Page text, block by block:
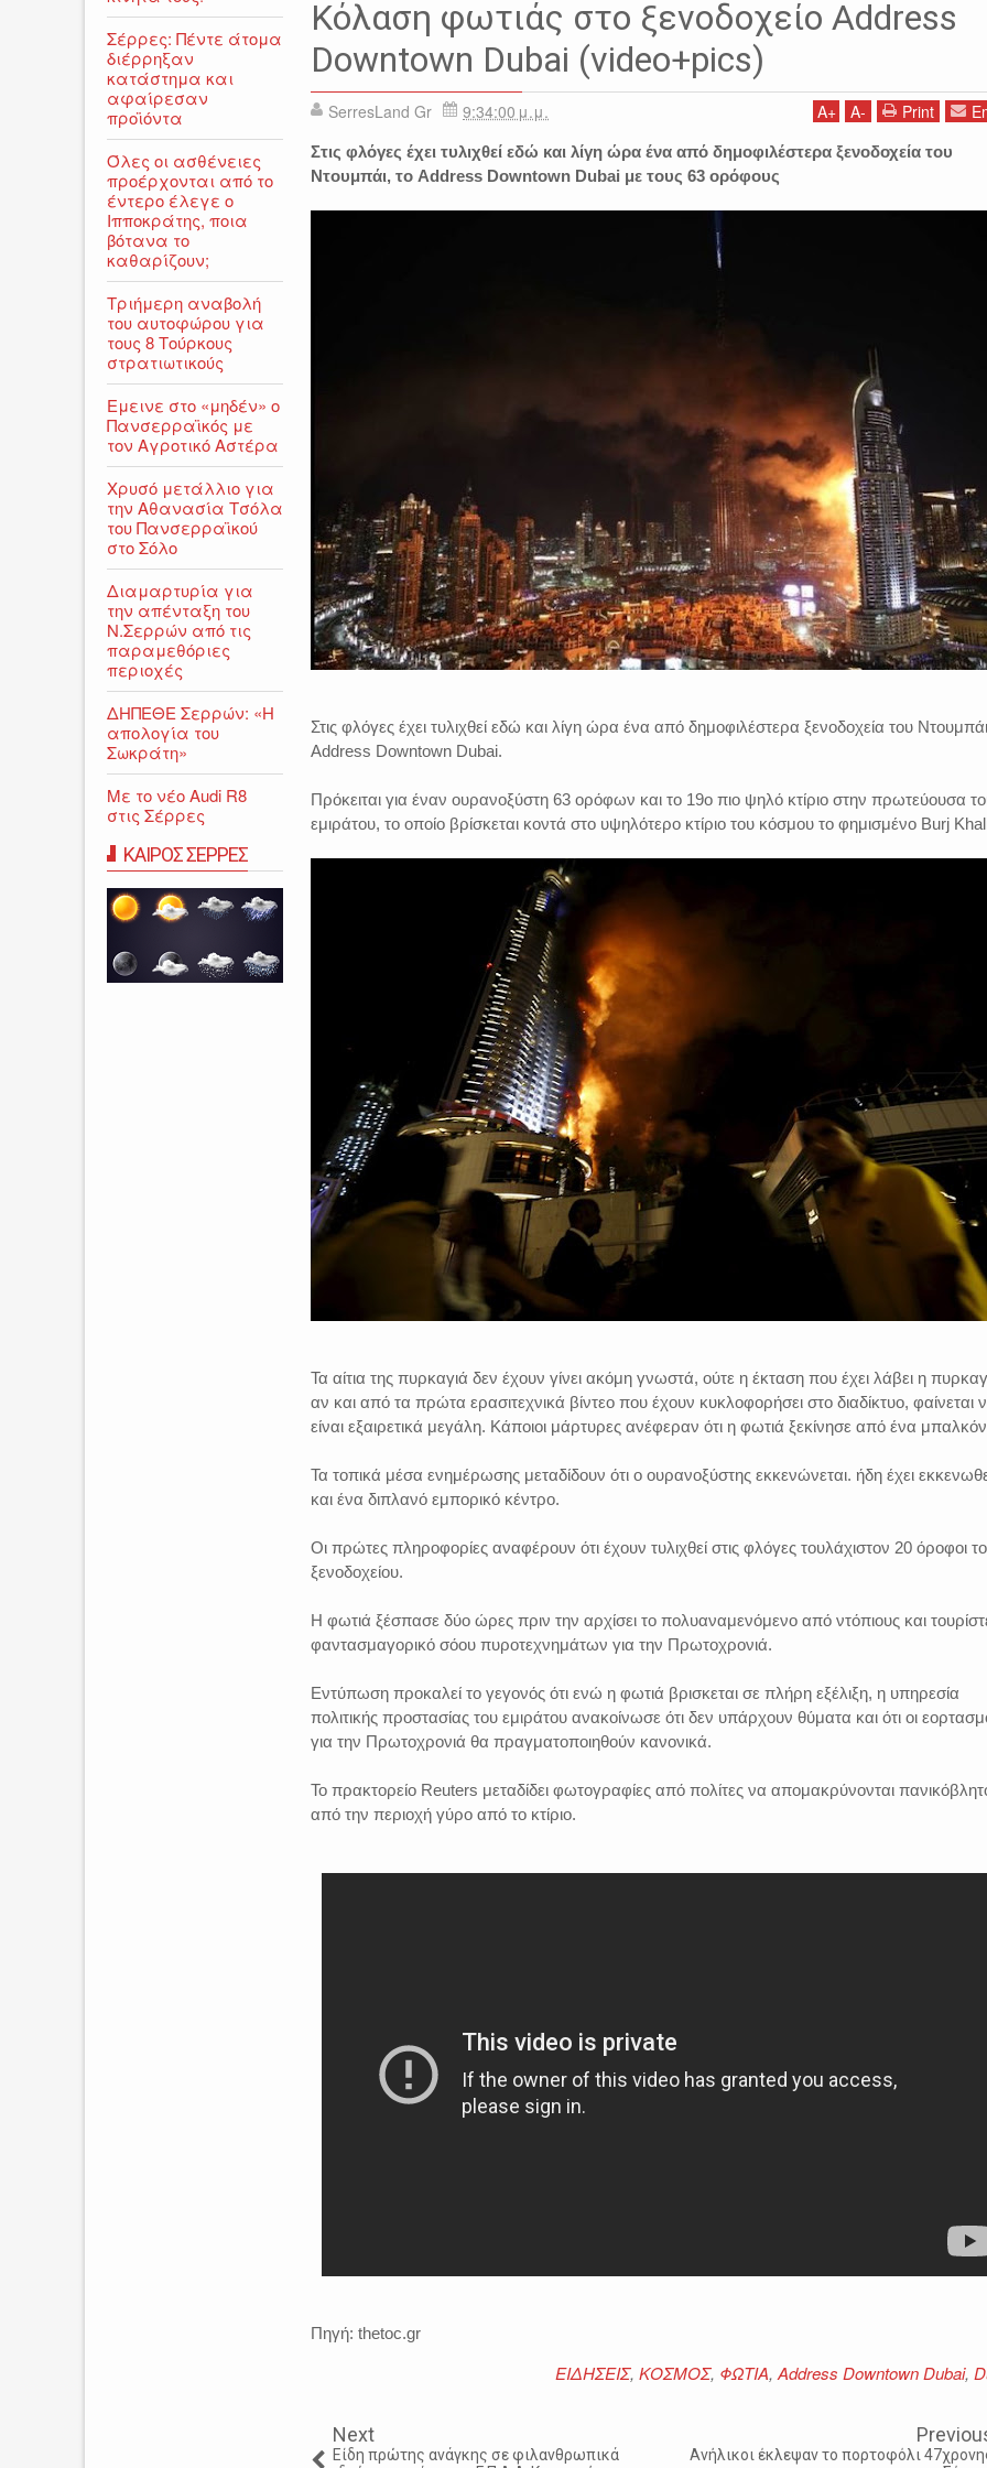
Κόλαση φωτιάς στο ξενοδοχείο Address
Downtown Dubai (video+pics)
SerresLand Gr 9:34:00 μ.μ. A+ A- Print
Στις φλόγες έχει τυλιχθεί εδώ και λίγη ώρα ένα από δημοφιλέστερα ξενοδοχεία του
Ντουμπάι, το Address Downtown Dubai με τους 63 ορόφους
Στις φλόγες έχει τυλιχθεί εδώ και λίγη ώρα ένα από δημοφιλέστερα ξενοδοχεία του
Address Downtown Dubai.
Πρόκειται για έναν ουρανοξύστη 63 ορόφων και το 19ο πιο ψηλό κτίριο στην πρωτεύουσα
εμιράτου, το οποίο βρίσκεται κοντά στο υψηλότερο κτίριο του κόσμου το φημισμένο Burj
Τα αίτια της πυρκαγιά δεν έχουν γίνει ακόμη γνωστά, ούτε η έκταση που έχει λάβει η
αν και από τα πρώτα ερασιτεχνικά βίντεο που έχουν κυκλοφορήσει στο διαδίκτυο, φαίνεται
είναι εξαιρετικά μεγάλη. Κάποιοι μάρτυρες ανέφεραν ότι η φωτιά ξεκίνησε από ένα
Τα τοπικά μέσα ενημέρωσης μεταδίδουν ότι ο ουρανοξύστης εκκενώνεται. ήδη έχει
και ένα διπλανό εμπορικό κέντρο.
Οι πρώτες πληροφορίες αναφέρουν ότι έχουν τυλιχθεί στις φλόγες τουλάχιστον 20 όροφοι
ξενοδοχείου.
Η φωτιά ξέσπασε δύο ώρες πριν την αρχίσει το πολυαναμενόμενο από ντόπιους και
φαντασμαγορικό σόου πυροτεχνημάτων για την Πρωτοχρονιά.
Εντύπωση προκαλεί το γεγονός ότι ενώ η φωτιά βρισκεται σε πλήρη εξέλιξη, η υπηρεσία
πολιτικής προστασίας του εμιράτου ανακοίνωσε ότι δεν υπάρχουν θύματα και ότι οι
για την Πρωτοχρονιά θα πραγματοποιηθούν κανονικά.
Το πρακτορείο Reuters μεταδίδει φωτογραφίες από πολίτες να απομακρύνονται
από την περιοχή γύρο από το κτίριο.
Πηγή: thetoc.gr
ΕΙΔΗΣΕΙΣ, ΚΟΣΜΟΣ, ΦΩΤΙΑ, Address Downtown Dubai,
Next
Eίδη πρώτης ανάγκης σε φιλανθρωπικά
Ανήλικοι έκλεψαν το πορτοφόλι
Σέρρες: Πέντε άτομα
διέρρηξαν
κατάστημα και
αφαίρεσαν
προϊόντα
Όλες οι ασθένειες
προέρχονται από το
έντερο έλεγε ο
Ιπποκράτης, ποια
βότανα το
καθαρίζουν;
Τριήμερη αναβολή
του αυτοφώρου για
τους 8 Τούρκους
στρατιωτικούς
Εμεινε στο «μηδέν» o
Πανσερραϊκός με
τον Αγροτικό Αστέρα
Χρυσό μετάλλιο για
την Αθανασία Τσόλα
του Πανσερραϊκού
στο Σόλο
Διαμαρτυρία για
την απένταξη του
Ν.Σερρών από τις
παραμεθόριες
περιοχές
ΔΗΠΕΘΕ Σερρών: «Η
απολογία του
Σωκράτη»
Με το νέο Audi R8
στις Σέρρες
ΚΑΙΡΟΣ ΣΕΡΡΕΣ